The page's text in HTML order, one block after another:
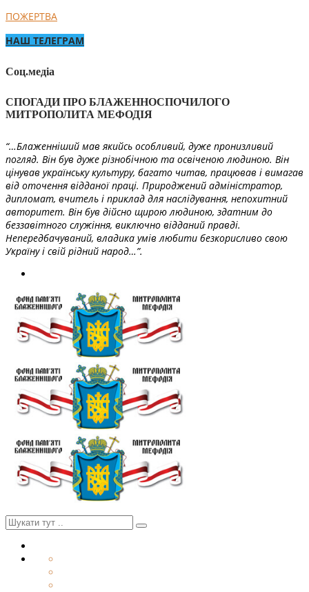
ПОЖЕРТВА
НАШ ТЕЛЕГРАМ
Соц.медіа
СПОГАДИ ПРО БЛАЖЕННОСПОЧИЛОГО
МИТРОПОЛИТА МЕФОДІЯ
“…Блаженніший мав якийсь особливий, дуже пронизливий
погляд. Він був дуже різнобічною та освіченою людиною. Він
цінував українську культуру, багато читав, працював і вимагав
від оточення відданої праці. Природжений адміністратор,
дипломат, вчитель і приклад для наслідування, непохитний
авторитет. Він був дійсно щирою людиною, здатним до
беззавітного служіння, виключно відданий правді.
Непередбачуваний, владика умів любити безкорисливо свою
Україну і свій рідний народ…”.